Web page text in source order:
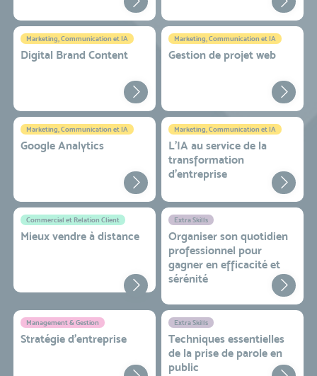
Marketing, Communication et IA
Digital Brand Content
Marketing, Communication et IA
Gestion de projet web
Marketing, Communication et IA
Google Analytics
Marketing, Communication et IA
L'IA au service de la
transformation
d'entreprise
Commercial et Relation Client
Mieux vendre à distance
Extra Skills
Organiser son quotidien
professionnel pour
gagner en efficacité et
sérénité
Management & Gestion
Stratégie d’entreprise
Extra Skills
Techniques essentielles
de la prise de parole en
public